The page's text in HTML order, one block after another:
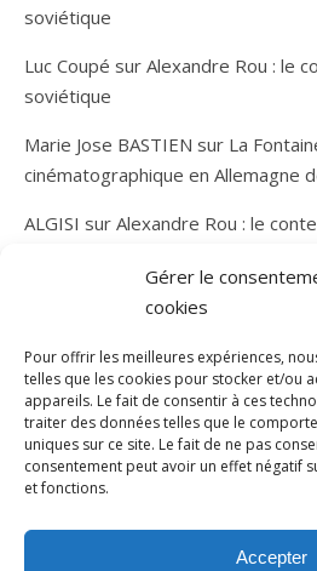
Gérer le
cookies
Pour offrir les meilleures expériences,
telles que les cookies pour stocker et/ou
appareils. Le fait de consentir à ces
traiter des données telles que le
uniques sur ce site. Le fait de ne pas
consentement peut avoir un effet négatif
et fonctions.
Accepter
soviétique
Luc Coupé sur Alexandre Rou : le
soviétique
Marie Jose BASTIEN sur La
cinématographique en Allemagne
ALGISI sur Alexandre Rou : le
Accueil A propos de l’Arène
Hébergé